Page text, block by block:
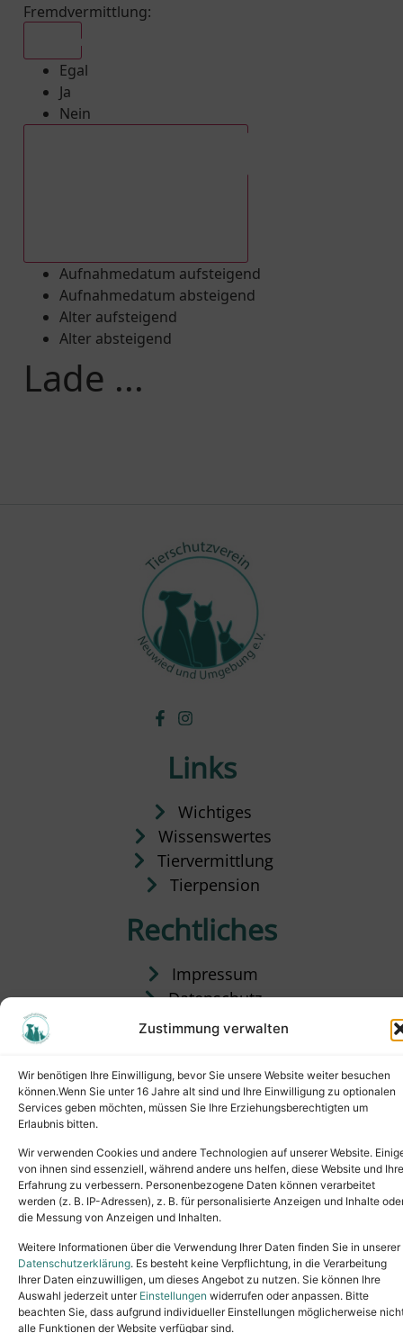
Zustimmung verwalten
Wir benötigen Ihre Einwilligung, bevor Sie unsere Website weiter besuchen
können.Wenn Sie unter 16 Jahre alt sind und Ihre Einwilligung zu optionalen
Services geben möchten, müssen Sie Ihre Erziehungsberechtigten um
Erlaubnis bitten.
Wir verwenden Cookies und andere Technologien auf unserer Website.
von ihnen sind essenziell, während andere uns helfen, diese Website und Ihre
Erfahrung zu verbessern. Personenbezogene Daten können verarbeitet
werden (z. B. IP-Adressen), z. B. für personalisierte Anzeigen und Inhalte
die Messung von Anzeigen und Inhalten.
Weitere Informationen über die Verwendung Ihrer Daten finden Sie in unserer
Datenschutzerklärung. Es besteht keine Verpflichtung, in die Verarbeitung
Ihrer Daten einzuwilligen, um dieses Angebot zu nutzen. Sie können Ihre
Auswahl jederzeit unter Einstellungen widerrufen oder anpassen. Bitte
beachten Sie, dass aufgrund individueller Einstellungen möglicherweise
alle Funktionen der Website verfügbar sind.
Fremdvermittlung:
Egal
Ja
Nein
Aufnahmedatum aufsteigend
Aufnahmedatum absteigend
Alter aufsteigend
Alter absteigend
Lade ...
Links
Wichtiges
Wissenswertes
Tiervermittlung
Tierpension
Rechtliches
Impressum
Datenschutz
Satzung
Copyright © 2024. All rights reserved.
Tel.: (02631) 55356buero@tierheim-neuwied.de
Ludwigshof 1, 56567 Neuwied